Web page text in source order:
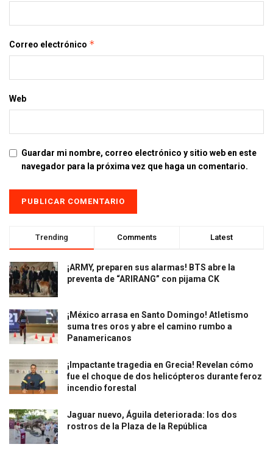
Correo electrónico *
Web
Guardar mi nombre, correo electrónico y sitio web en este
navegador para la próxima vez que haga un comentario.
Trending Comments Latest
¡ARMY, preparen sus alarmas! BTS abre la
preventa de “ARIRANG” con pijama CK
¡México arrasa en Santo Domingo! Atletismo
suma tres oros y abre el camino rumbo a
Panamericanos
¡Impactante tragedia en Grecia! Revelan cómo
fue el choque de dos helicópteros durante feroz
incendio forestal
Jaguar nuevo, Águila deteriorada: los dos
rostros de la Plaza de la República